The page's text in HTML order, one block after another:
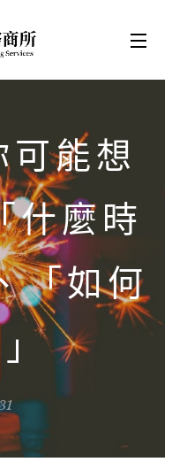
可能想
什麼時
「如何